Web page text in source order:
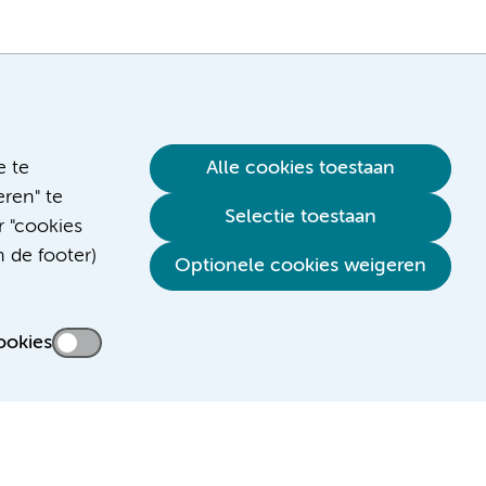
te
te
"cookies
de footer)
Alle cookies toestaan
Selectie toestaan
Optionele cookies weigeren
Verwijzen & diagnostiek